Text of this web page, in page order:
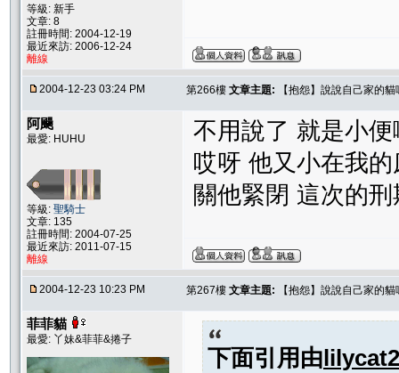
等級: 新手
文章: 8
註冊時間: 2004-12-19
最近來訪: 2006-12-24
離線
2004-12-23 03:24 PM 第266樓 文章主題: 【抱怨】說說自己家的
阿颺
最愛: HUHU
等級: 聖騎士
文章: 135
註冊時間: 2004-07-25
最近來訪: 2011-07-15
離線
不用說了 就是小便
哎呀 他又小在我
關他緊閉 這次的
2004-12-23 10:23 PM 第267樓 文章主題: 【抱怨】說說自己家的
菲菲貓
最愛: 丫妹&菲菲&捲子
下面引用由lilycat2